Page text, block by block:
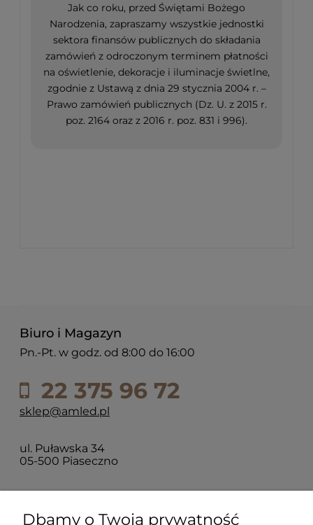
Jak co roku, przed Świętami Bożego
Narodzenia, zapraszamy wszystkie jednostki
sektora finansów publicznych do składania
zamówień z odroczonym terminem płatności
na oświetlenie, dekoracje i iluminacje świetlne,
zgodnie z Ustawą z dnia 29 stycznia 2004 r. –
Prawo zamówień publicznych (Dz. U. z 2015 r.
poz. 2164 oraz z 2016 r. poz. 831 i 996).
Biuro i Magazyn
Pn.-Pt. w godz. od 8:00 do 16:00
22 375 96 72
sklep@amled.pl
ul. Puławska 34
05-500 Piaseczno
Dla klientów
Dbamy o Twoją prywatność